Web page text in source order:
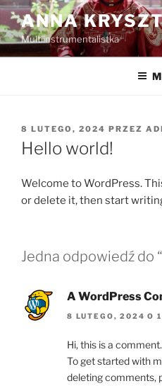
Przejdź
do
treści
ANNA
Multiinstrumentalistka
OPUBLIKOWANE
W
8 LUTEGO, 2024 PRZEZ
Hello world!
Welcome to WordPress.
or delete it, then start
Jedna odpowiedź do
A WordPress
8 LUTEGO, 2024 O
Hi, this is a comment.
To get started with
deleting comments,